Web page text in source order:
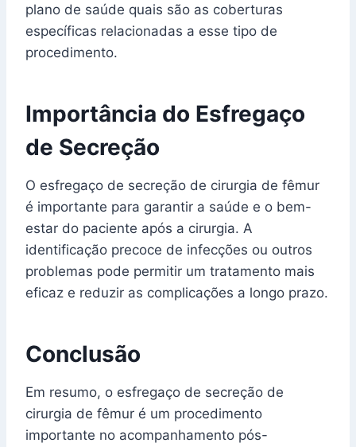
plano de saúde quais são as coberturas
específicas relacionadas a esse tipo de
procedimento.
Importância do Esfregaço
de Secreção
O esfregaço de secreção de cirurgia de fêmur
é importante para garantir a saúde e o bem-
estar do paciente após a cirurgia. A
identificação precoce de infecções ou outros
problemas pode permitir um tratamento mais
eficaz e reduzir as complicações a longo prazo.
Conclusão
Em resumo, o esfregaço de secreção de
cirurgia de fêmur é um procedimento
importante no acompanhamento pós-